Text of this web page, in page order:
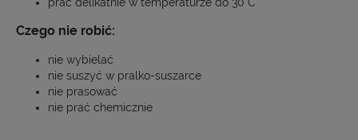
Czego nie robić:
nie wybielać
nie suszyć w pralko-suszarce
nie prasować
nie prać chemicznie